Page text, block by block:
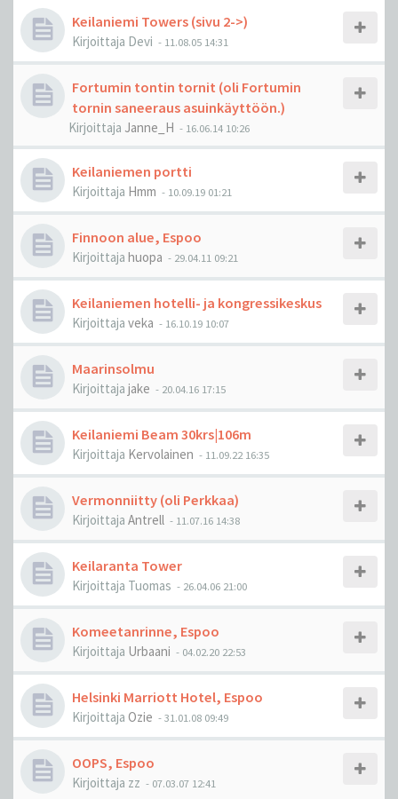
Keilaniemi Towers (sivu 2->)
Kirjoittaja Devi - 11.08.05 14:31
Fortumin tontin tornit (oli Fortumin
tornin saneeraus asuinkäyttöön.)
Kirjoittaja Janne_H - 16.06.14 10:26
Keilaniemen portti
Kirjoittaja Hmm - 10.09.19 01:21
Finnoon alue, Espoo
Kirjoittaja huopa - 29.04.11 09:21
Keilaniemen hotelli- ja kongressikeskus
Kirjoittaja veka - 16.10.19 10:07
Maarinsolmu
Kirjoittaja jake - 20.04.16 17:15
Keilaniemi Beam 30krs|106m
Kirjoittaja Kervolainen - 11.09.22 16:35
Vermonniitty (oli Perkkaa)
Kirjoittaja Antrell - 11.07.16 14:38
Keilaranta Tower
Kirjoittaja Tuomas - 26.04.06 21:00
Komeetanrinne, Espoo
Kirjoittaja Urbaani - 04.02.20 22:53
Helsinki Marriott Hotel, Espoo
Kirjoittaja Ozie -31.01.08 09:49
OOPS, Espoo
Kirjoittaja zz - 07.03.07 12:41